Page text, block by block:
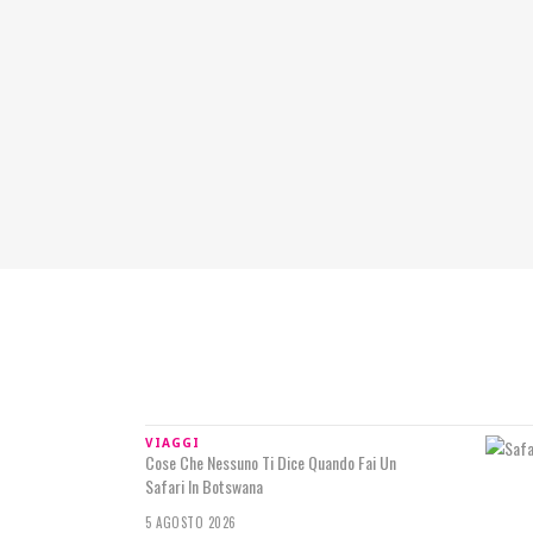
VIAGGI
Cose Che Nessuno Ti Dice Quando Fai Un
Safari In Botswana
5 AGOSTO 2026